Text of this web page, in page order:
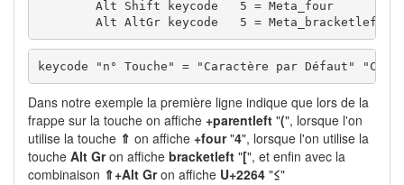
        Alt Shift keycode   5 = Meta_four
        Alt AltGr keycode   5 = Meta_bracketleft
keycode "n° Touche" = "Caractère par Défaut"
Dans notre exemple la première ligne indique que lors de la
frappe sur la touche on affiche +parentleft "(", lorsque l'on
utilise la touche ⇑ on affiche +four"4", lorsque l'on utilise la
touche Alt Gron affiche bracketleft "[", et enfin avec la
combinaison ⇑+Alt Gron affiche U+2264 "≤"